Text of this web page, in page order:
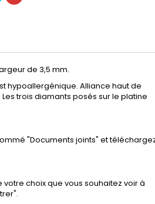
de 3,5 mm.
hypoallergénique. Alliance haut de
Les trois diamants posés sur le platine
"Documents joints" et
choix que vous souhaitez voir à